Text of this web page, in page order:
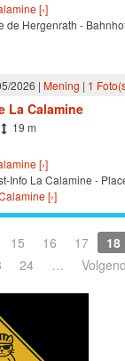
[›]
de Hergenrath -
2026 | Mening | 1
La Calamine
19 m
[›]
Info La Calamine -
[›]
15 16 17 18
24 …